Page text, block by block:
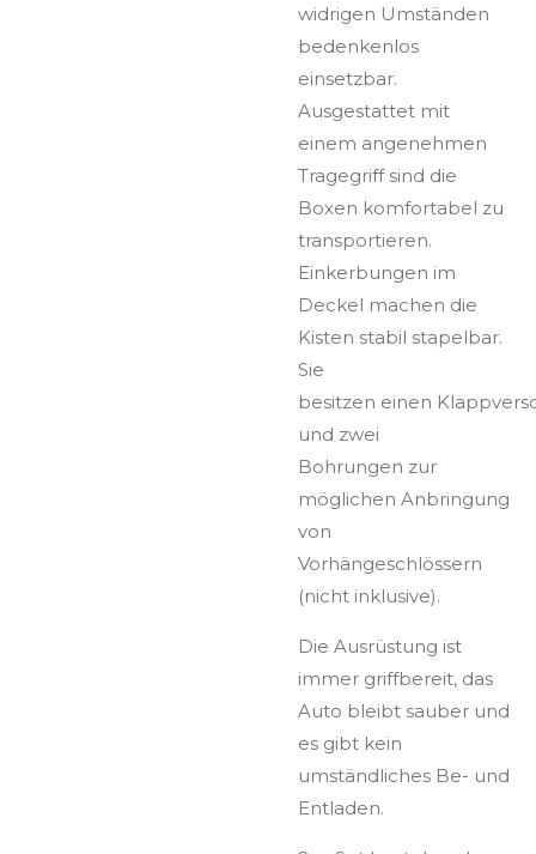
widrigen Umständen
bedenkenlos
einsetzbar.
Ausgestattet mit
einem angenehmen
Tragegriff sind die
Boxen komfortabel zu
transportieren.
Einkerbungen im
Deckel machen die
Kisten stabil stapelbar.
Sie
besitzen einen
und zwei
Bohrungen zur
möglichen Anbringung
von
Vorhängeschlössern
(nicht inklusive).
Die Ausrüstung ist
immer griffbereit, das
Auto bleibt sauber und
es gibt kein
umständliches Be- und
Entladen.